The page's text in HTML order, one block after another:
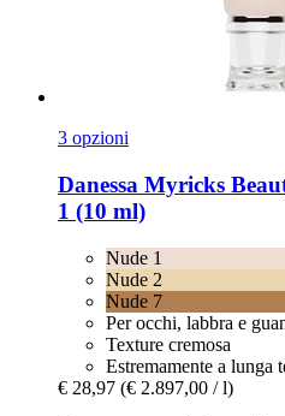
3 opzioni
Danessa Myricks
1 (10 ml)
Nude 1
Nude 2
Nude 7
Per occhi, labbra e
Texture cremosa
Estremamente a lunga
€ 28,97 (€ 2.897,00 / l)